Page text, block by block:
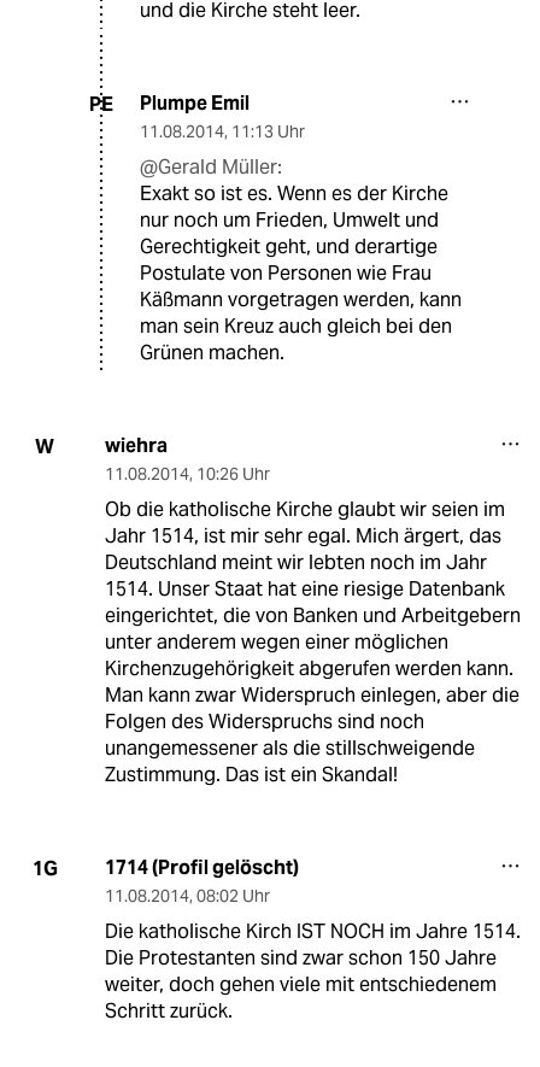
und die Kirche steht leer.
PE Plumpe Emil
11.08.2014, 11:13 Uhr
@Gerald Müller:
Exakt so ist es. Wenn es der Kirche
nur noch um Frieden, Umwelt und
Gerechtigkeit geht, und derartige
Postulate von Personen wie Frau
Käßmann vorgetragen werden, kann
man sein Kreuz auch gleich bei den
Grünen machen.
W wiehra
11.08.2014, 10:26 Uhr
Ob die katholische Kirche glaubt wir seien im
Jahr 1514, ist mir sehr egal. Mich ärgert, das
Deutschland meint wir lebten noch im Jahr
1514. Unser Staat hat eine riesige Datenbank
eingerichtet, die von Banken und Arbeitgebern
unter anderem wegen einer möglichen
Kirchenzugehörigkeit abgerufen werden kann.
Man kann zwar Widerspruch einlegen, aber die
Folgen des Widerspruchs sind noch
unangemessener als die stillschweigende
Zustimmung. Das ist ein Skandal!
1G 1714 (Profil gelöscht)
11.08.2014, 08:02 Uhr
Die katholische Kirch IST NOCH im Jahre 1514.
Die Protestanten sind zwar schon 150 Jahre
weiter, doch gehen viele mit entschiedenem
Schritt zurück.